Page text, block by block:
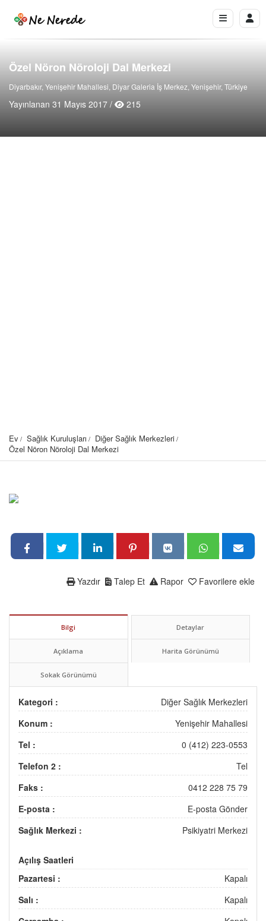
Özel Nöron Nöroloji Dal Merkezi
Diyarbakır, Yenişehir Mahallesi, Diyar Galeria İş Merkez, Yenişehir, Türkiye
Yayınlanan 31 Mayıs 2017 / 215
Ev Sağlık Kuruluşları
Diğer Sağlık Merkezleri
Özel Nöron Nöroloji Dal Merkezi
Favorilere ekle
Rapor
Talep Et
Yazdır
Bilgi Detaylar
Açıklama Harita Görünümü
Sokak Görünümü
Kategori :
Diğer Sağlık Merkezleri
Konum :
Yenişehir Mahallesi
Tel :
0 (412) 223-0553
Telefon 2 :
Tel
Faks :
0412 228 75 79
E-posta :
E-posta Gönder
Sağlık Merkezi :
Psikiyatri Merkezi
Açılış Saatleri
Pazartesi :
Kapalı
Salı :
Kapalı